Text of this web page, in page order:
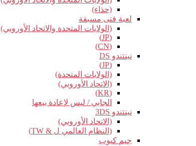
(حذاء)
لعبة فتى مسبقة
(الولايات المتحدة والاتحاد الأوروبي)
(JP)
(CN)
نينتندو DS
(JP)
(الولايات المتحدة)
(الاتحاد الأوروبي)
(KR)
الجابي / ليس لإعادة بيعها
نينتندو 3DS
(الاتحاد الأوروبي)
(النظام العالمي ل & TW)
جيم كيوب